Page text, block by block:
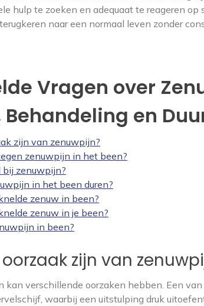
hulp te zoeken en adequaat te reageren
naar een normaal leven zonder
Vragen over
Behandeling en
zijn van zenuwpijn?
zenuwpijn in het been?
bij zenuwpijn?
in het been duren?
zenuw in been?
zenuw in je been?
in been?
zijn van
kan verschillende oorzaken hebben. Een
waarbij een uitstulping druk